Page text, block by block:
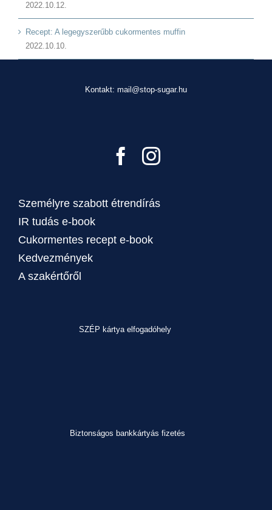
2022.10.12.
Recept: A legegyszerűbb cukormentes muffin
2022.10.10.
Kontakt: mail@stop-sugar.hu
Személyre szabott étrendírás
IR tudás e-book
Cukormentes recept e-book
Kedvezmények
A szakértőről
SZÉP kártya elfogadóhely
Biztonságos bankkártyás fizetés